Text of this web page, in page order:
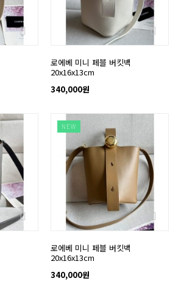
로에베 미니 페블 버킷백
20x16x13cm
340,000원
NEW
로에베 미니 페블 버킷백
20x16x13cm
340,000원